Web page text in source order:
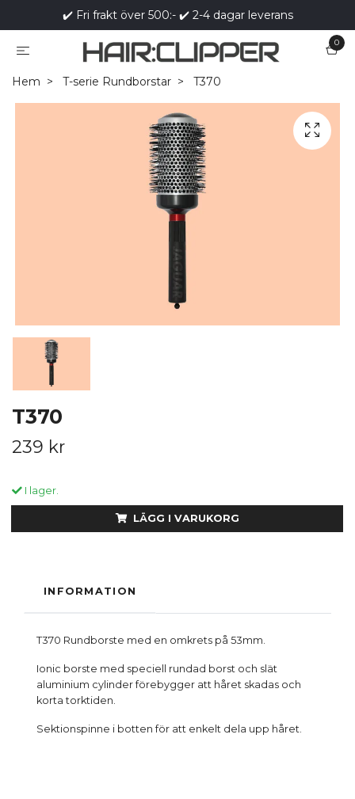
✔️ Fri frakt över 500:- ✔️ 2-4 dagar leverans
0
Hem T-serie Rundborstar T370
T370
239 kr
I lager.
LÄGG I VARUKORG
INFORMATION
T370 Rundborste med en omkrets på 53mm.
Ionic borste med speciell rundad borst och slät
aluminium cylinder förebygger att håret skadas och
korta torktiden.
Sektionspinne i botten för att enkelt dela upp håret.